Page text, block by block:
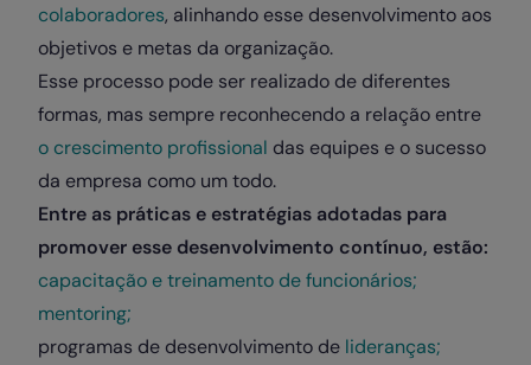
colaboradores, alinhando esse desenvolvimento aos
objetivos e metas da organização.
Esse processo pode ser realizado de diferentes
formas, mas sempre reconhecendo a relação entre
o crescimento profissional das equipes e o sucesso
da empresa como um todo.
Entre as práticas e estratégias adotadas para
promover esse desenvolvimento contínuo, estão:
capacitação e treinamento de funcionários;
mentoring;
programas de desenvolvimento de lideranças;